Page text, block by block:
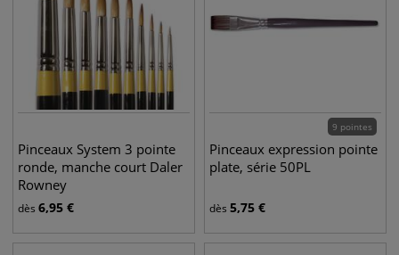
Pinceaux System 3 pointe
ronde, manche court Daler
Rowney
dès 6,95 €
9 pointes
Pinceaux expression pointe
plate, série 50PL
dès 5,75 €